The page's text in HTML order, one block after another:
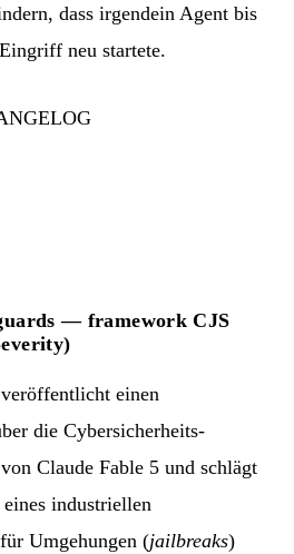
dass irgendein Agent bis
neu startete.
— framework CJS
einen
die Cybersicherheits-
Claude Fable 5 und schlägt
industriellen
Umgehungen (jailbreaks)